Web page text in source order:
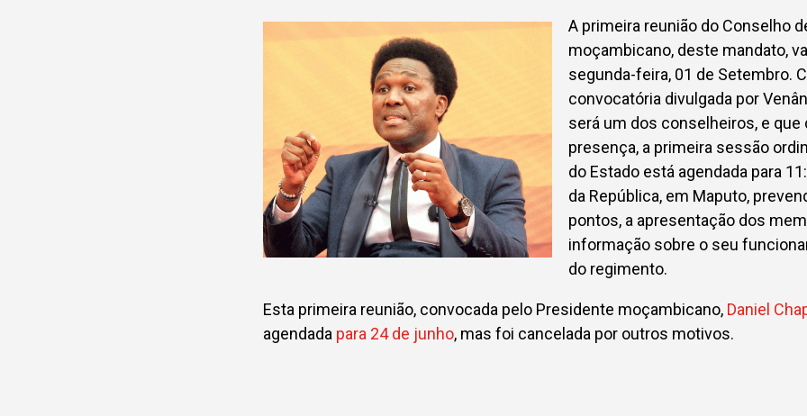
A primeira reunião do Conselho
moçambicano, deste mandato,
segunda-feira, 01 de Setembro.
convocatória divulgada por
será um dos conselheiros, e que
presença, a primeira sessão
do Estado está agendada para
da República, em Maputo,
pontos, a apresentação dos
informação sobre o seu
do regimento.
Esta primeira reunião, convocada pelo Presidente moçambicano, Daniel
agendada para 24 de junho, mas foi cancelada por outros motivos.